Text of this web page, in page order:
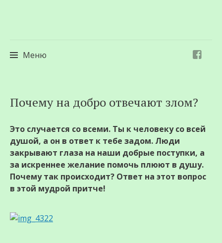
Меню
к
Почему на добро отвечают злом?
Это случается со всеми. Ты к человеку со всей
душой, а он в ответ к тебе задом. Люди
закрывают глаза на наши добрые поступки, а
за искреннее желание помочь плюют в душу.
Почему так происходит? Ответ на этот вопрос
в этой мудрой притче!